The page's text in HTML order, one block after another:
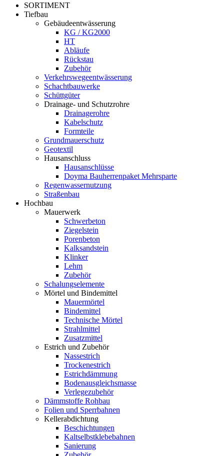
SORTIMENT
Tiefbau
Gebäudeentwässerung
KG / KG2000
HT
Abläufe
Rückstau
Zubehör
Verkehrswegeentwässerung
Schachtbauwerke
Schüttgüter
Drainage- und Schutzrohre
Drainagerohre
Kabelschutz
Formteile
Grundmauerschutz
Geotextil
Hausanschluss
Hausanschlüsse
Doyma Bauherrenpaket Mehrsparte
Regenwassernutzung
Straßenbau
Hochbau
Mauerwerk
Schwerbeton
Ziegelstein
Porenbeton
Kalksandstein
Klinker
Lehm
Zubehör
Schalungselemente
Mörtel und Bindemittel
Mauermörtel
Bindemittel
Technische Mörtel
Strahlmittel
Zusatzmittel
Estrich und Zubehör
Nassestrich
Trockenestrich
Estrichdämmung
Bodenausgleichsmasse
Verlegezubehör
Dämmstoffe Rohbau
Folien und Sperrbahnen
Kellerabdichtung
Beschichtungen
Kaltselbstklebebahnen
Sanierung